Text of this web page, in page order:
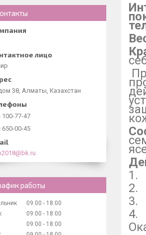
1.
2.
3.
4.
38, Алматы, Казахстан
100-77-47
650-00-45
работы
09:00
18:00
09:00
18:00
09:00
18:00